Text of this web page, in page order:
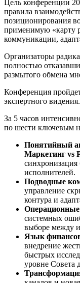
Цель конференции
правила
позиционирования
применимую «карту
коммуникации,
Организаторы
полностью
размытого обмена
Конференция
экспертного видения.
За 5 часов
по шести ключевым
Понятийный
Маркетинг vs
синхронизация
исполнителей.
Подводные
управление
контура и
Операционные
системных
выборе между
Язык
внедрение
быстрых
уровне Совета